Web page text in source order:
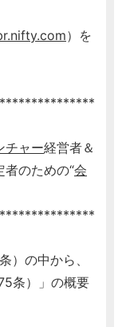
）を
チャー経営者＆
の“会
）の中から、
条）」の概要